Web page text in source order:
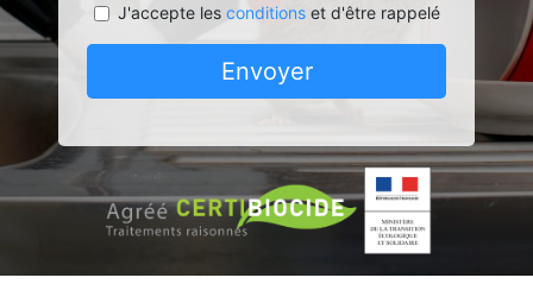
J'accepte les conditionset d'être rappelé
Envoyer